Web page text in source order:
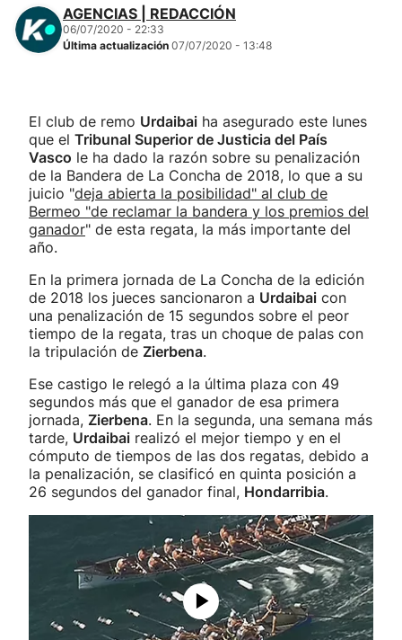
AGENCIAS | REDACCIÓN
06/07/2020 - 22:33
Última actualización 07/07/2020 - 13:48
El club de remo Urdaibai ha asegurado este lunes
que el Tribunal Superior de Justicia del País
Vasco le ha dado la razón sobre su penalización
de la Bandera de La Concha de 2018, lo que a su
juicio "deja abierta la posibilidad" al club de
Bermeo "de reclamar la bandera y los premios del
ganador" de esta regata, la más importante del
año.
En la primera jornada de La Concha de la edición
de 2018 los jueces sancionaron a Urdaibai con
una penalización de 15 segundos sobre el peor
tiempo de la regata, tras un choque de palas con
la tripulación de Zierbena.
Ese castigo le relegó a la última plaza con 49
segundos más que el ganador de esa primera
jornada, Zierbena. En la segunda, una semana más
tarde, Urdaibai realizó el mejor tiempo y en el
cómputo de tiempos de las dos regatas, debido a
la penalización, se clasificó en quinta posición a
26 segundos del ganador final, Hondarribia.